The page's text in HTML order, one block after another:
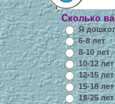
Сколько
Я
6-8 лет
8-10 лет
10-12 лет
12-15 лет
15-18 лет
18-25 лет